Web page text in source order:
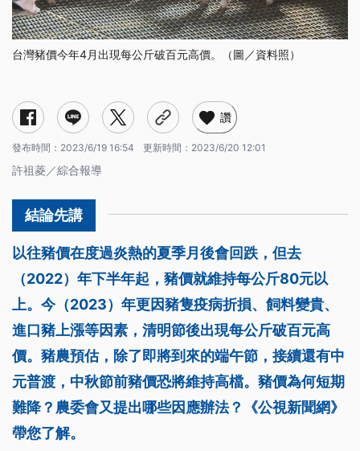
台灣豬價今年4月出現每公斤破百元高價。（圖／資料照）
讚
發布時間： 2023/6/19 16:54 更新時間： 2023/6/20 12:01
許祖菱／綜合報導
以往豬價在度過炎熱的夏季月後會回跌，但去
（2022）年下半年起，豬價就維持每公斤80元以
上。今（2023）年更因豬隻疫病折損、飼料變貴、
進口豬上漲等因素，清明節後出現每公斤破百元高
價。豬農預估，除了即將到來的端午節，接續還有中
元普渡，中秋節前豬價恐將維持高檔。豬價為何短期
難降？農委會又提出哪些因應辦法？《公視新聞網》
帶您了解。